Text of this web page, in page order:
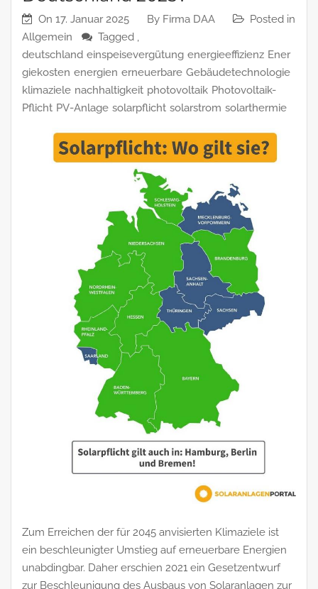
On 17. Januar 2025 By Firma DAA
Posted in
Allgemein
Tagged ,
deutschland einspeisevergütung energieeffizienz Ener
giekosten energien erneuerbare Gebäudetechnologie
klimaziele nachhaltigkeit photovoltaik Photovoltaik-
Pflicht PV-Anlage solarpflicht solarstrom solarthermie
Zum Erreichen der für 2045 anvisierten Klimaziele ist
ein beschleunigter Umstieg auf erneuerbare Energien
unabdingbar. Daher erschien 2021 ein Gesetzentwurf
zur Beschleunigung des Ausbaus von Solaranlagen zur